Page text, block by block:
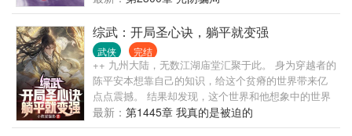
双手好似死神镰刀。秘法工会的强者们歇斯底里，神
佑骑士催动出最后一丝斗气。销声匿迹了千百年的空
间系法阵再次降临奥古大陆，足以撼动任何权势的力
量种子苏醒发芽，一个身穿黑色长袍的男孩站在月色
中，那双冷漠的瞳孔好似深海凶兽。 “你们为何要与全
世界为敌？”联军指挥官问道。 “因为我们不甘心做命
运的走狗！”二人异口同声，相视一笑。 几百年后，阴
影之地内的“万国”悄然崛起，其实力丝毫不逊色于那些
综武：开局圣心诀，躺平就变强
武侠 完结
++ 九州大陆，无数江湖庙堂汇聚于此。 身为穿越者的
陈平安本想靠自己的知识，给这个贫瘠的世界带来亿
点点震撼。 结果却发现，这个世界和他想象中的世界
有点不同。 一个小乞丐说要给他当厨师，这个乞丐名
叫黄蓉。 一身银衣的剑仙李寒衣来到他家，说要租他
最新： 第1445章 我真的是被迫的